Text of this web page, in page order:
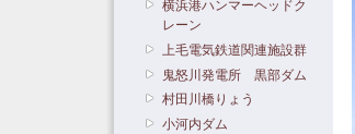
横浜港ハンマーヘッドク
レーン
上毛電気鉄道関連施設群
鬼怒川発電所 黒部ダム
村田川橋りょう
小河内ダム